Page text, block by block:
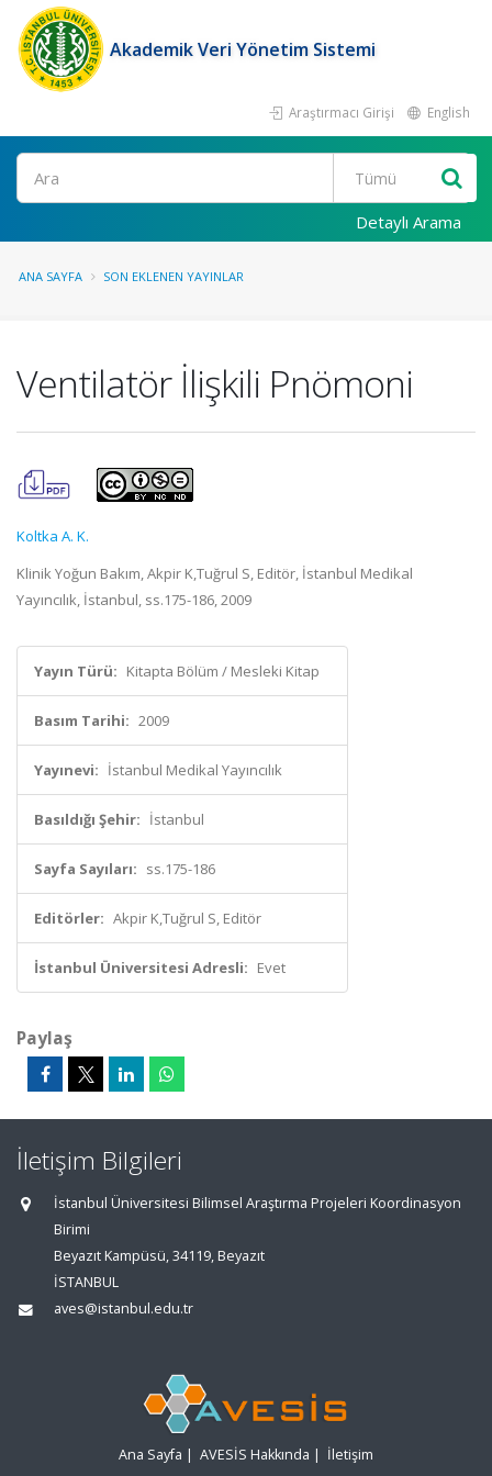
Akademik Veri Yönetim Sistemi
Araştırmacı Girişi English
Ara
Detaylı Arama
ANA SAYFA SON EKLENEN YAYINLAR
Ventilatör İlişkili Pnömoni
Koltka A. K.
Klinik Yoğun Bakım, Akpir K,Tuğrul S, Editör, İstanbul Medikal
Yayıncılık, İstanbul, ss.175-186, 2009
Yayın Türü: Kitapta Bölüm / Mesleki Kitap
Basım Tarihi: 2009
Yayınevi: İstanbul Medikal Yayıncılık
Basıldığı Şehir: İstanbul
Sayfa Sayıları: ss.175-186
Editörler: Akpir K,Tuğrul S, Editör
İstanbul Üniversitesi Adresli: Evet
Paylaş
İletişim Bilgileri
İstanbul Üniversitesi Bilimsel Araştırma Projeleri Koordinasyon
Birimi
Beyazıt Kampüsü, 34119, Beyazıt
İSTANBUL
aves@istanbul.edu.tr
Ana Sayfa | AVESİS Hakkında | İletişim